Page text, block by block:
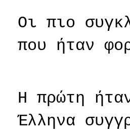
Οι πιο
που ήταν
Η πρώτη
Έλληνα